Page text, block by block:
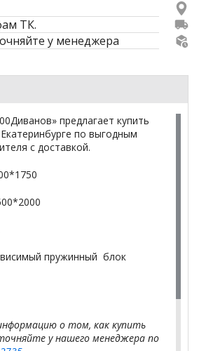
ТК.
у менеджера
предлагает купить
по выгодным
с доставкой.
пружинный блок
о том, как купить
у нашего менеджера по